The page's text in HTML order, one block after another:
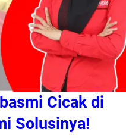
Cicak di
Solusinya!